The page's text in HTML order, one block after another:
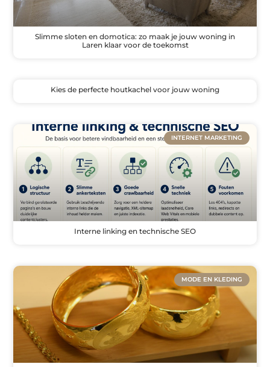
Slimme sloten en domotica: zo maak je jouw woning in
Laren klaar voor de toekomst
Kies de perfecte houtkachel voor jouw woning
INTERNET MARKETING
Interne linking en technische SEO
MODE EN KLEDING